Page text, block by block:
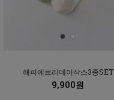
해피에브리데이삭스3종SET
9,900원